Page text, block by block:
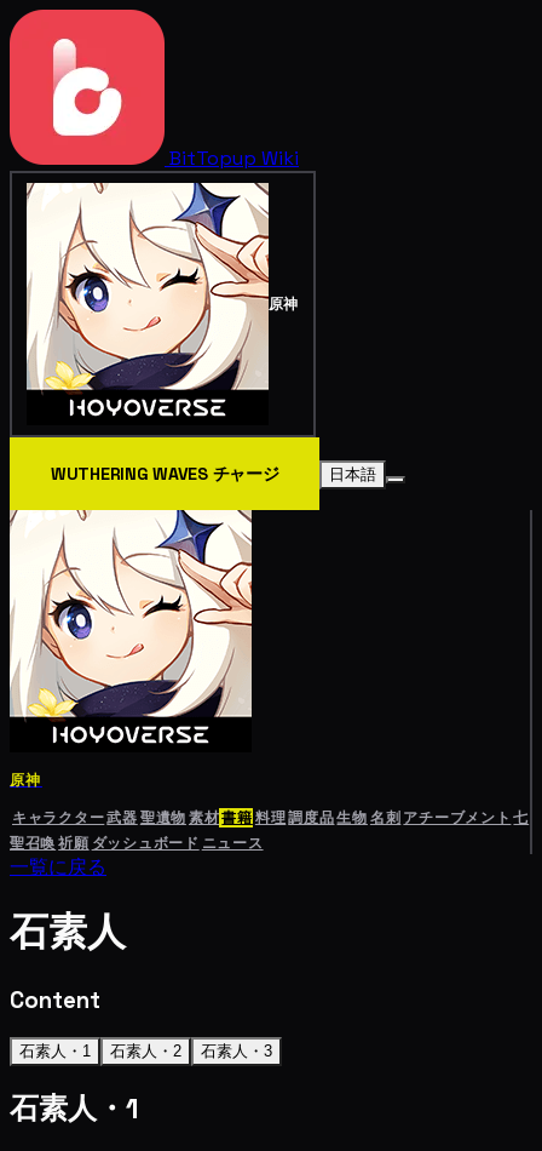
BitTopup Wiki
原神
WUTHERING WAVES チャージ 日本語
原神
キャラクター武器聖遺物素材書籍料理調度品生物名刺 アチーブメント 七
聖召喚祈願 ダッシュボード ニュース
一覧に戻る
石素人
Content
石素人・1 石素人・2 石素人・3
石素人・1